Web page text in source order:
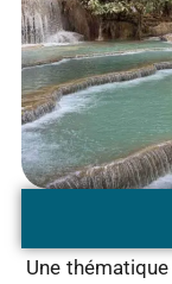
Une